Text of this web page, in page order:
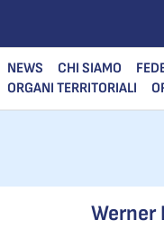
NEWS CHI SIAMO
ORGANI TERRITORIALI
Werner